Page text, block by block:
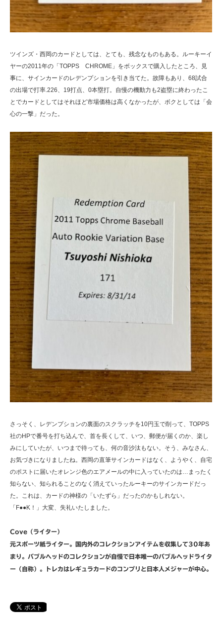
ツインズ・西岡のカードとしては、とても、残念なものもある。ルーキーイ
ヤーの2011年の「TOPPS CHROME」をボックスで購入したところ、見
事に、サインカードのレデンプションを引き当てた。故障もあり、68試合
の出場で打率.226、19打点、0本塁打。自慢の機動力も2盗塁に終わったこ
とでカードとしてはそれほど市場価格は高くなかったが、ボクとしては「会
心の一撃」だった。
さっそく、レデンプションの裏面のスクラッチを10円玉で削って、TOPPS
社のHPで番号を打ち込んで、首を長くして、いつ、郵便が届くのか、楽し
みにしていたが、いつまで待っても、何の音沙汰もない。そう、みなさん、
お気づきになりましたね。西岡の直筆サインカードはなく、ようやく、自宅
のポストに届いたオレンジ色のエアメールの中に入っていたのは…まったく
知らない、知られることのなく消えていったルーキーのサインカードだっ
た。これは、カードの神様の「いたずら」だったのかもしれない。
「F●●K！」大変、失礼いたしました。
Cove（ライター）
元スポーツ紙ライター。国内外のコレクションアイテムを収集して30年あ
まり。バブルヘッドのコレクションが自慢で日本唯一のバブルヘッドライタ
ー（自称）。トレカはレギュラカードのコンプリと日本人メジャーが中心。